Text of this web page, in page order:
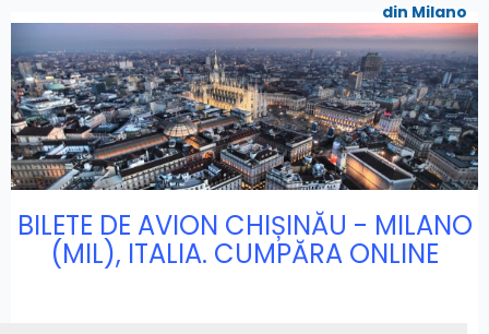
din Milano
BILETE DE AVION CHIȘINĂU - MILANO
(MIL), ITALIA. CUMPĂRA ONLINE